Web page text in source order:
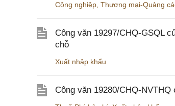
Công nghiệp Thương mại-Quảng
Công văn 19297/CHQ-GSQL
chỗ
Xuất nhập khẩu
Công văn 19280/CHQ-